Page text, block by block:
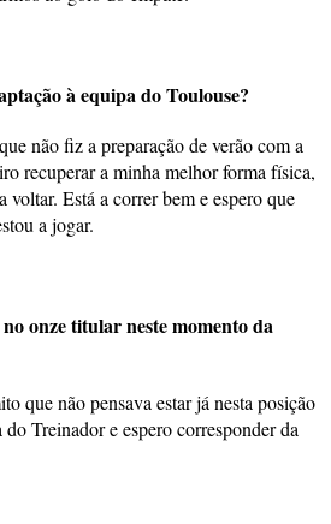
à equipa do Toulouse?
não fiz a preparação de verão com a
recuperar a minha melhor forma física,
voltar. Está a correr bem e espero que
a jogar.
onze titular neste momento da
que não pensava estar já nesta posição
Treinador e espero corresponder da